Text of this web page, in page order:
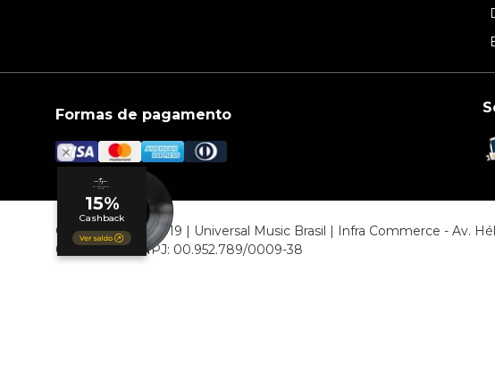
Formas de pagamento
© COPYRIGHT 2019 | Universal Music Brasil | Infra Commerce - Av.
06807-000 CNPJ: 00.952.789/0009-38